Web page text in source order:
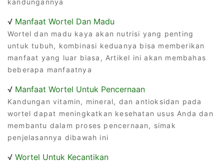
√ Manfaat Wortel Dan Madu
Wortel dan madu kaya akan nutrisi yang penting
untuk tubuh, kombinasi keduanya bisa memberikan
manfaat yang luar biasa, Artikel ini akan membahas
beberapa manfaatnya
√ Manfaat Wortel Untuk Pencernaan
Kandungan vitamin, mineral, dan antioksidan pada
wortel dapat meningkatkan kesehatan usus Anda dan
membantu dalam proses pencernaan, simak
penjelasannya dibawah ini
√ Wortel Untuk Kecantikan